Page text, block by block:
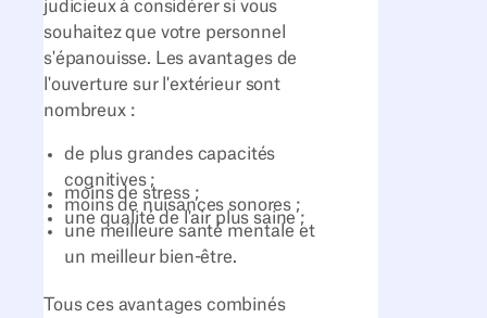
judicieux à considérer si vous
souhaitez que votre personnel
s'épanouisse. Les avantages de
l'ouverture sur l'extérieur sont
nombreux :
de plus grandes capacités
cognitives ;
moins de stress ;
moins de nuisances sonores ;
une qualité de l'air plus saine ;
une meilleure santé mentale et
un meilleur bien-être.
Tous ces avantages combinés